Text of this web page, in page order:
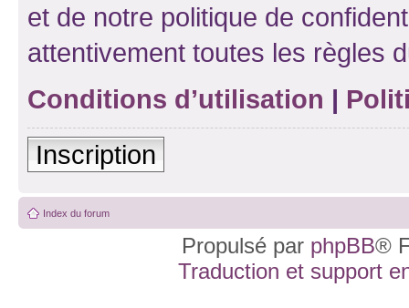
et de notre politique de
attentivement toutes les règles
Conditions d’utilisation |
Inscription
Index du forum
Propulsé par phpBB®
Traduction et support